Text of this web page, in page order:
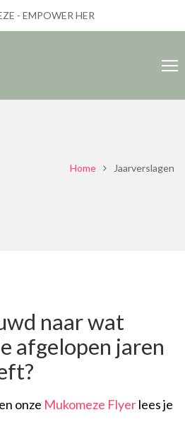
- EMPOWER HER
Home Jaarverslagen
naar wat
afgelopen jaren
onze Mukomeze Flyerlees je